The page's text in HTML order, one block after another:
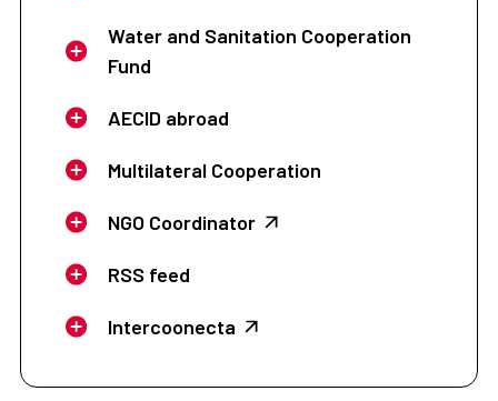
Water and Sanitation Cooperation
Fund
AECID abroad
Multilateral Cooperation
NGO Coordinator
RSS feed
Intercoonecta